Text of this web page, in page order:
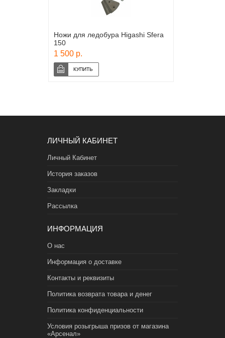
Ножи для ледобура Higashi Sfera
150
1 500 р.
ЛИЧНЫЙ КАБИНЕТ
Личный Кабинет
История заказов
Закладки
Рассылка
ИНФОРМАЦИЯ
О нас
Информация о доставке
Контакты и реквизиты
Политика возврата товара и денег
Политика конфиденциальности
Условия розыгрыша призов от магазина
«Арсенал»